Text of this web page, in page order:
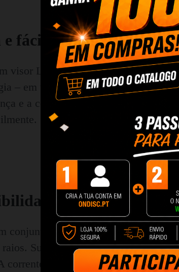
e fácil operação
visor LCD colorido de 3,5
– em tempo real. Um chip
e a confiabilidade do
conjunto completo de proteções:
raios. Suporta interfaces do tipo
corrente máxima de carga é de 32